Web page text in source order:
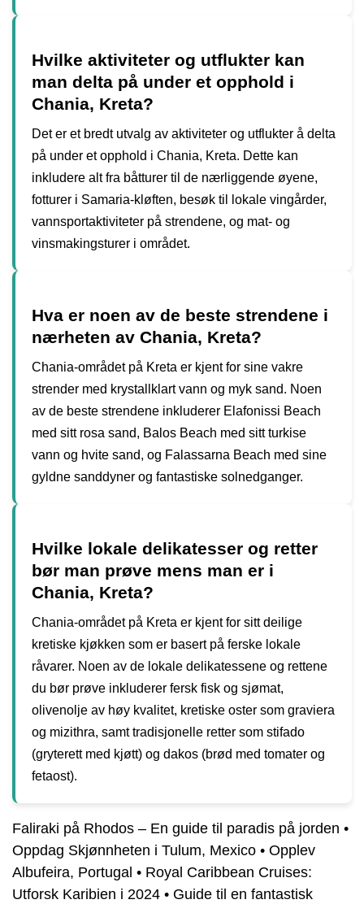
Hvilke aktiviteter og utflukter kan
man delta på under et opphold i
Chania, Kreta?
Det er et bredt utvalg av aktiviteter og utflukter å delta
på under et opphold i Chania, Kreta. Dette kan
inkludere alt fra båtturer til de nærliggende øyene,
fotturer i Samaria-kløften, besøk til lokale vingårder,
vannsportaktiviteter på strendene, og mat- og
vinsmakingsturer i området.
Hva er noen av de beste strendene i
nærheten av Chania, Kreta?
Chania-området på Kreta er kjent for sine vakre
strender med krystallklart vann og myk sand. Noen
av de beste strendene inkluderer Elafonissi Beach
med sitt rosa sand, Balos Beach med sitt turkise
vann og hvite sand, og Falassarna Beach med sine
gyldne sanddyner og fantastiske solnedganger.
Hvilke lokale delikatesser og retter
bør man prøve mens man er i
Chania, Kreta?
Chania-området på Kreta er kjent for sitt deilige
kretiske kjøkken som er basert på ferske lokale
råvarer. Noen av de lokale delikatessene og rettene
du bør prøve inkluderer fersk fisk og sjømat,
olivenolje av høy kvalitet, kretiske oster som graviera
og mizithra, samt tradisjonelle retter som stifado
(gryterett med kjøtt) og dakos (brød med tomater og
fetaost).
Faliraki på Rhodos – En guide til paradis på jorden •
Oppdag Skjønnheten i Tulum, Mexico • Opplev
Albufeira, Portugal • Royal Caribbean Cruises:
Utforsk Karibien i 2024 • Guide til en fantastisk